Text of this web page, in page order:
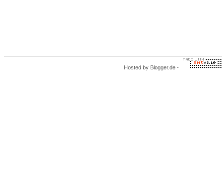
Hosted by Blogger.de -